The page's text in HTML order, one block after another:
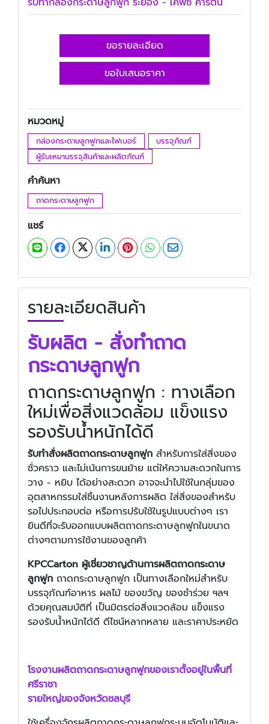
ขอรายละเอียด
ขอใบเสนอราคา
หมวดหมู่
กล่องกระดาษลูกฟูกและไฟเบอร์
บรรจุภัณฑ์
ผู้รับเหมาบรรจุสินค้าและผลิตภัณฑ์
คำค้นหา
ถาดกระดาษลูกฟูก
แชร์
รายละเอียดสินค้า
รับผลิต - สั่งทำถาด
กระดาษลูกฟูก
ถาดกระดาษลูกฟูก : ทางเลือก
ใหม่เพื่อสิ่งแวดล้อม แข็งแรง
รองรับน้ำหนักได้ดี
รับทําสั่งผลิตถาดกระดาษลูกฟูก สำหรับการใส่สิ่งของ
ชั่วคราว และไม่เน้นการขนย้าย แต่ให้ความสะดวกในการ
วาง - หยิบ ได้อย่างสะดวก อาจจะนำไปใช้ในกลุ่มของ
อุตสาหกรรมใส่ชิ้นงานหลังการผลิต ใส่สิ่งของสำหรับ
รอไปประกอบต่อ หรือการปรับใช้ในรูปแบบต่างๆ เรา
ยินดีที่จะรับออกแบบผลิตถาดกระดาษลูกฟูกในขนาด
ต่างๆตามการใช้งานของลูกค้า
KPCCarton ผู้เชี่ยวชาญด้านการผลิตถาดกระดาษ
ลูกฟูก ถาดกระดาษลูกฟูก เป็นทางเลือกใหม่สำหรับ
บรรจุภัณฑ์อาหาร ผลไม้ ของขวัญ ของชำร่วย ฯลฯ
ด้วยคุณสมบัติที่ เป็นมิตรต่อสิ่งแวดล้อม แข็งแรง
รองรับน้ำหนักได้ดี ดีไซน์หลากหลาย และราคาประหยัด
โรงงานผลิตถาดกระดาษลูกฟูกของเราตั้งอยู่ในพื้นที่
ศรีราชา
รายใหญ่ของจังหวัดชลบุรี